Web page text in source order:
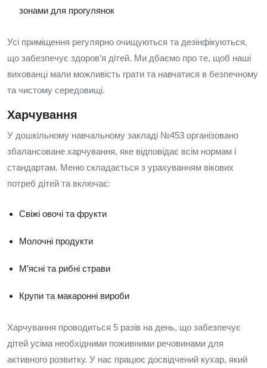
зонами для прогулянок
Усі приміщення регулярно очищуються та дезінфікуються,
що забезпечує здоров’я дітей. Ми дбаємо про те, щоб наші
вихованці мали можливість грати та навчатися в безпечному
та чистому середовищі.
Харчування
У дошкільному навчальному закладі №453 організовано
збалансоване харчування, яке відповідає всім нормам і
стандартам. Меню складається з урахуванням вікових
потреб дітей та включає:
Свіжі овочі та фрукти
Молочні продукти
М’ясні та рибні страви
Крупи та макаронні вироби
Харчування проводиться 5 разів на день, що забезпечує
дітей усіма необхідними поживними речовинами для
активного розвитку. У нас працює досвідчений кухар, який